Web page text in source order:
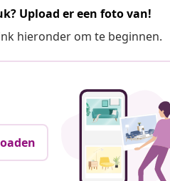
Upload er een foto van!
hieronder om te beginnen.